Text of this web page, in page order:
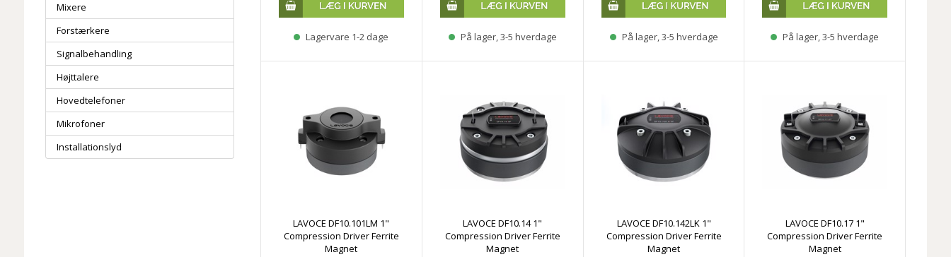
Mixere
Forstærkere
Signalbehandling
Højttalere
Hovedtelefoner
Mikrofoner
Installationslyd
Lagervare 1-2 dage På lager, 3-5 hverdage På lager, 3-5 hverdage På lager, 3-5 hverdage
LAVOCE DF10.101LM 1"
Compression Driver Ferrite
Magnet
LAVOCE DF10.14 1"
Compression Driver Ferrite
Magnet
LAVOCE DF10.142LK 1"
Compression Driver Ferrite
Magnet
LAVOCE DF10.17 1"
Compression Driver Ferrite
Magnet